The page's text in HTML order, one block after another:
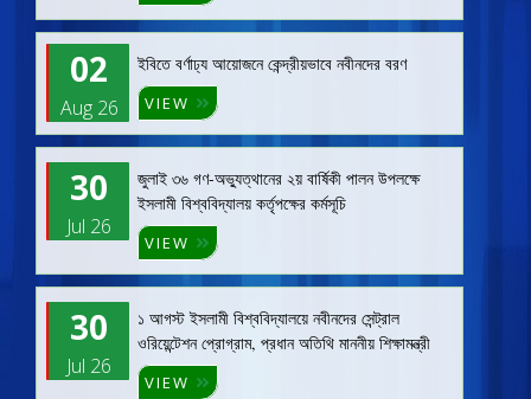
02
Aug 26
ইবিতে বর্ণাঢ্য আয়োজনে কেন্দ্রীয়ভাবে নবীনদের বরণ
VIEW
30
Jul 26
জুলাই ৩৬ গণ-অভ্যুত্থানের ২য় বার্ষিকী পালন উপলক্ষে
ইসলামী বিশ্ববিদ্যালয় কর্তৃপক্ষের কর্মসূচি
VIEW
30
Jul 26
১ আগস্ট ইসলামী বিশ্ববিদ্যালয়ে নবীনদের সেন্ট্রাল
ওরিয়েন্টেশন প্রোগ্রাম, প্রধান অতিথি মাননীয় শিক্ষামন্ত্রী
VIEW